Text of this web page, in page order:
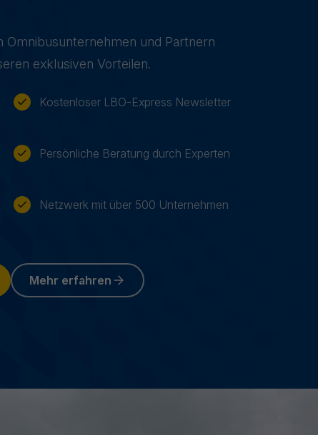
und Partnern
exklusiven Vorteilen.
Kostenloser LBO-Express Newsletter
Persönliche Beratung durch Experten
Netzwerk mit über 500 Unternehmen
Mehr erfahren